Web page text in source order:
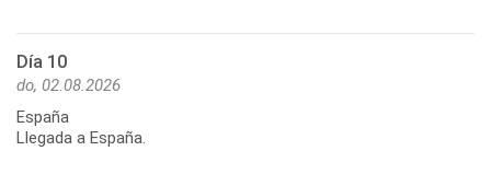
Día 10
do, 02.08.2026
España
Llegada a España.